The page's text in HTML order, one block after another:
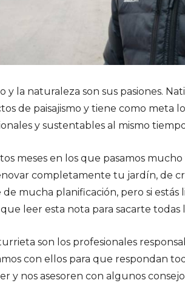
y la naturaleza son sus pasiones.
de paisajismo y tiene como meta
y sustentables al mismo
meses en los que pasamos
completamente tu jardín, de
mucha planificación, pero si estás
leer esta nota para sacarte todas
son los profesionales
con ellos para que respondan
y nos asesoren con algunos